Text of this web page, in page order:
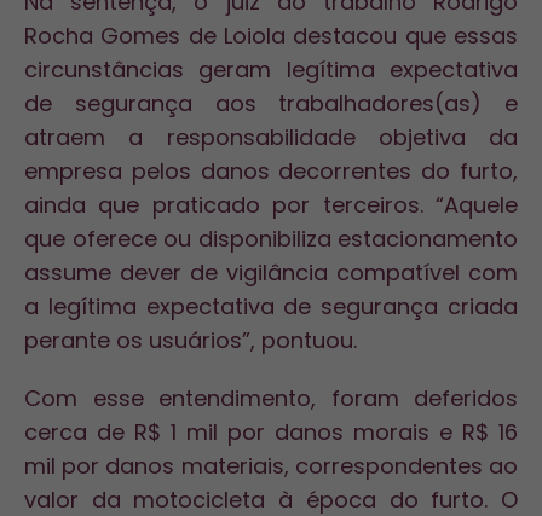
Rocha Gomes de Loiola destacou que essas
circunstâncias geram legítima expectativa
de segurança aos trabalhadores(as) e
atraem a responsabilidade objetiva da
empresa pelos danos decorrentes do furto,
ainda que praticado por terceiros. “Aquele
que oferece ou disponibiliza estacionamento
assume dever de vigilância compatível com
a legítima expectativa de segurança criada
perante os usuários”, pontuou.
Com esse entendimento, foram deferidos
cerca de R$ 1 mil por danos morais e R$ 16
mil por danos materiais, correspondentes ao
valor da motocicleta à época do furto. O